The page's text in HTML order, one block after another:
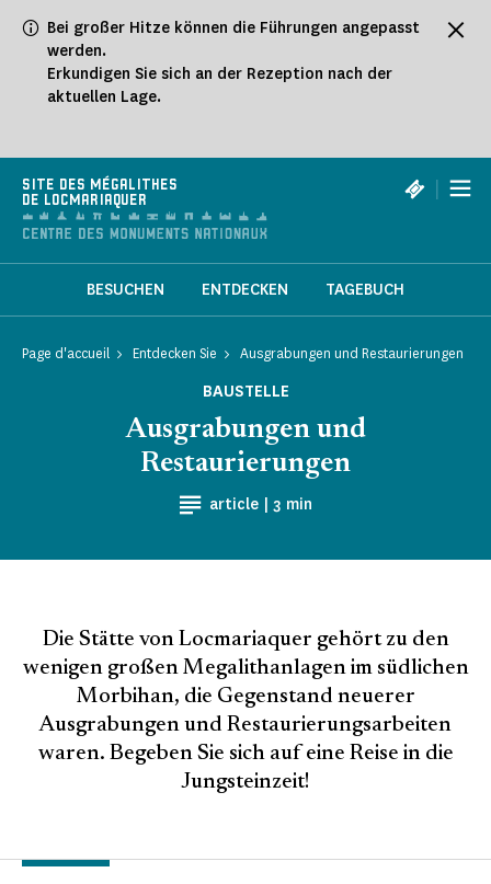
Bei großer Hitze können die Führungen angepasst
werden.
Erkundigen Sie sich an der Rezeption nach der
aktuellen Lage.
SITE DES MÉGALITHES
DE LOCMARIAQUER
|
BESUCHEN ENTDECKEN TAGEBUCH
Page d'accueil Entdecken Sie Ausgrabungen und Restaurierungen
BAUSTELLE
article | Lesezeit
3 min
Ausgrabungen und
Restaurierungen
Die Stätte von Locmariaquer gehört zu den
wenigen großen Megalithanlagen im südlichen
Morbihan, die Gegenstand neuerer
Ausgrabungen und Restaurierungsarbeiten
waren. Begeben Sie sich auf eine Reise in die
Jungsteinzeit!